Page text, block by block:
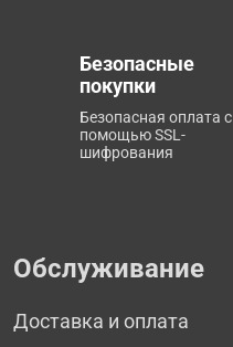
Безопасные
покупки
Безопасная оплата с
помощью SSL-
шифрования
Обслуживание
Доставка и оплата